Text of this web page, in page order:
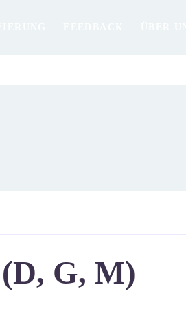
G, M)